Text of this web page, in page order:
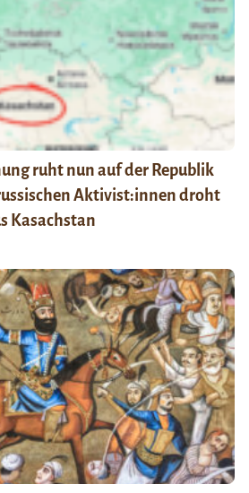
ruht nun auf der Republik
Aktivist:innen droht
Kasachstan